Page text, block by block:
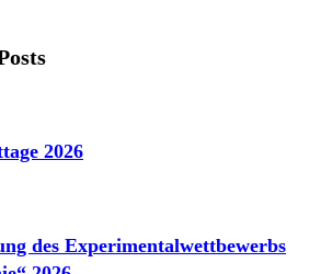
2026
des Experimentalwettbewerbs